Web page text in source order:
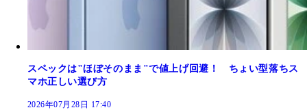
スペックは"ほぼそのまま"で値上げ回避！ ちょい型落ちス
マホ正しい選び方
2026年07月28日 17:40